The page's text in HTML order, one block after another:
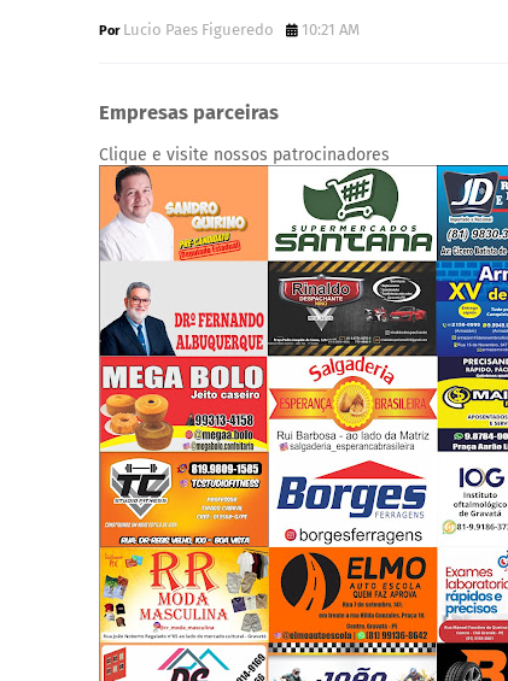
Lucio Paes Figueredo 10:21 AM
Empresas parceiras
Clique e visite nossos patrocinadores